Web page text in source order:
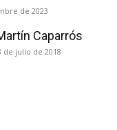
de 2023
Caparrós
de julio de 2018